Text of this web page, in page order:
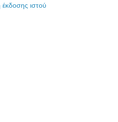
ιστού